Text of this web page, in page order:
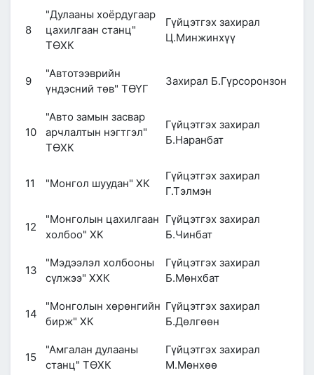
8
"Дулааны хоёрдугаар
цахилгаан станц"
ТӨХК
Гүйцэтгэх захирал
Ц.Минжинхүү
9
"Автотээврийн
үндэсний төв" ТӨҮГ
Захирал Б.Гүрсоронзон
10
"Авто замын засвар
арчлалтын нэгтгэл"
ТӨХК
Гүйцэтгэх захирал
Б.Наранбат
11 "Монгол шуудан" ХК
Гүйцэтгэх захирал
Г.Тэлмэн
12
"Монголын цахилгаан
холбоо" ХК
Гүйцэтгэх захирал
Б.Чинбат
13
"Мэдээлэл холбооны
сүлжээ" ХХК
Гүйцэтгэх захирал
Б.Мөнхбат
14
"Монголын хөрөнгийн
бирж" ХК
Гүйцэтгэх захирал
Б.Дөлгөөн
15
"Амгалан дулааны
станц" ТӨХК
Гүйцэтгэх захирал
М.Мөнхөө